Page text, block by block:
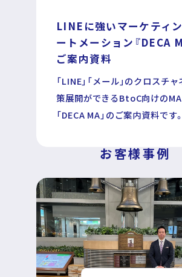
運営企業
個人情
プライバシーポリシー
LINEに強いマーケティ
ートメーション 『DECA
ご案内資料
「LINE」「メール」のクロスチ
策展開ができるBtoC向けの
「DECA MA」のご案内資料です。
お客様事例